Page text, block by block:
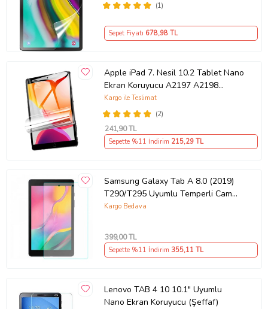
(1)
Sepet Fiyatı 678,98 TL
Apple iPad 7. Nesil 10.2 Tablet Nano
Ekran Koruyucu A2197 A2198
A2200
(2)
Kargo ile Teslimat
241,90 TL
Sepette %11 İndirim 215,29 TL
Samsung Galaxy Tab A 8.0 (2019)
T290/T295 Uyumlu Temperli Cam
Tablet Ekran Koruyucu (Şeffaf)
Kargo Bedava
399,00 TL
Sepette %11 İndirim 355,11 TL
Lenovo TAB 4 10 10.1" Uyumlu
Nano Ekran Koruyucu (Şeffaf)